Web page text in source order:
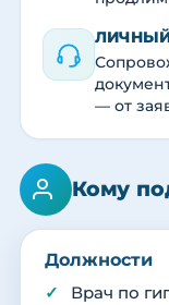
— от
Кому
Должности
Врач по